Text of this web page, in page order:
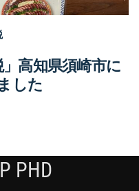
」高知県須崎市に
した
PHD